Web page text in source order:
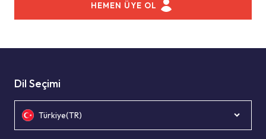
HEMEN ÜYE OL
Dil Seçimi
Türkiye(TR)